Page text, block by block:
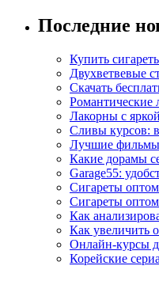
Последние
Купить
Двухветвевые
Скачать
Романтические
Лакорны с
Сливы курсов:
Лучшие фильмы
Какие дорамы
Garage55:
Сигареты
Сигареты
Как
Как увеличить
Онлайн-курсы
Корейские